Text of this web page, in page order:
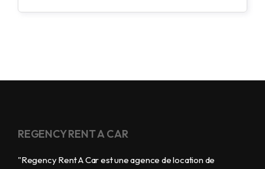
REGENCY RENT A CAR
"Regency Rent A Car est une agence de location de